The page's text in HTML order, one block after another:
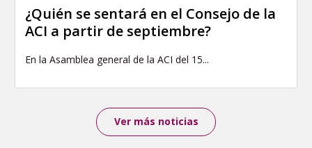
¿Quién se sentará en el Consejo de la
ACI a partir de septiembre?
En la Asamblea general de la ACI del 15...
Ver más noticias